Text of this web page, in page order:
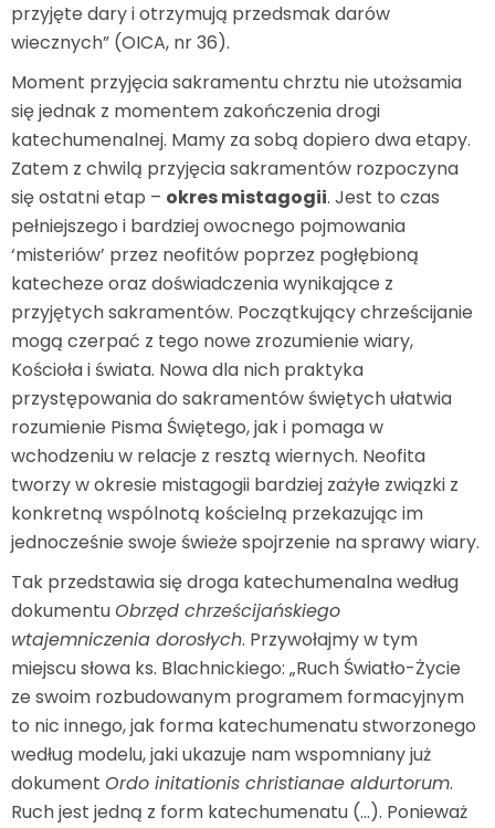
przyjęte dary i otrzymują przedsmak darów
wiecznych” (OICA, nr 36).
Moment przyjęcia sakramentu chrztu nie utożsamia
się jednak z momentem zakończenia drogi
katechumenalnej. Mamy za sobą dopiero dwa etapy.
Zatem z chwilą przyjęcia sakramentów rozpoczyna
się ostatni etap – okres mistagogii. Jest to czas
pełniejszego i bardziej owocnego pojmowania
‘misteriów’ przez neofitów poprzez pogłębioną
katecheze oraz doświadczenia wynikające z
przyjętych sakramentów. Początkujący chrześcijanie
mogą czerpać z tego nowe zrozumienie wiary,
Kościoła i świata. Nowa dla nich praktyka
przystępowania do sakramentów świętych ułatwia
rozumienie Pisma Świętego, jak i pomaga w
wchodzeniu w relacje z resztą wiernych. Neofita
tworzy w okresie mistagogii bardziej zażyłe związki z
konkretną wspólnotą kościelną przekazując im
jednocześnie swoje świeże spojrzenie na sprawy wiary.
Tak przedstawia się droga katechumenalna według
dokumentuObrzęd chrześcijańskiego
wtajemniczenia dorosłych. Przywołajmy w tym
miejscu słowa ks. Blachnickiego: „Ruch Światło-Życie
ze swoim rozbudowanym programem formacyjnym
to nic innego, jak forma katechumenatu stworzonego
według modelu, jaki ukazuje nam wspomniany już
dokument Ordo initationis christianae aldurtorum.
Ruch jest jedną z form katechumenatu (…). Ponieważ